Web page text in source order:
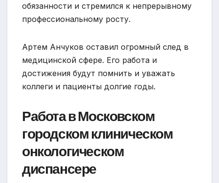
обязанности и стремился к непрерывному
профессиональному росту.
Артем Анчуков оставил огромный след в
медицинской сфере. Его работа и
достижения будут помнить и уважать
коллеги и пациенты долгие годы.
Работа в Московском
городском клиническом
онкологическом
диспансере